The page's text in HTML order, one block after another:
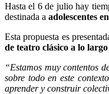
Hasta el 6 de julio hay
destinada a adolescentes
Esta propuesta es
de teatro clásico a lo
“Estamos muy contentos
sobre todo en este
aprender y construir